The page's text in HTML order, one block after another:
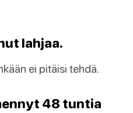
lahjaa.
ei pitäisi tehdä.
48 tuntia